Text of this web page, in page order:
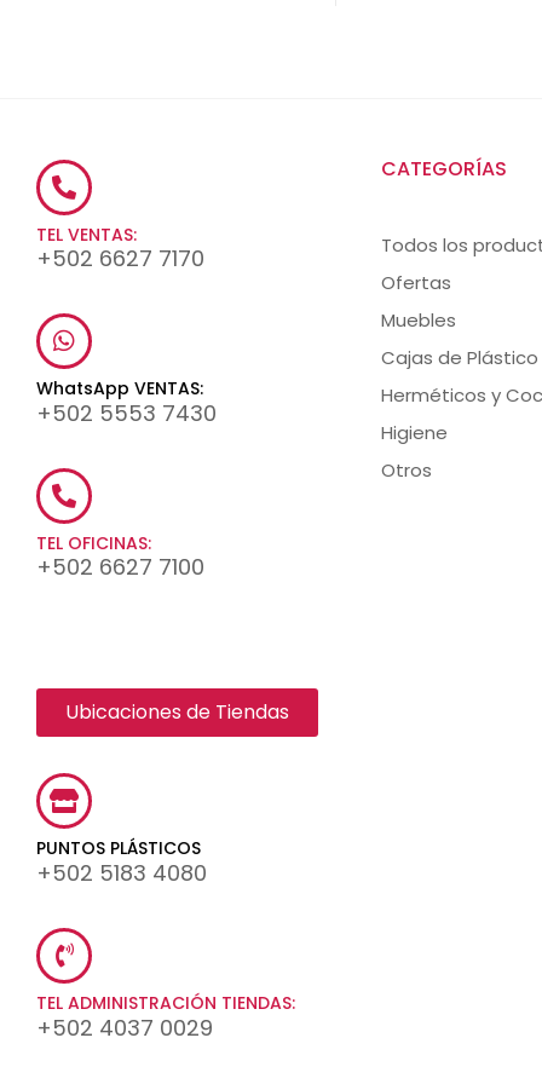
TEL VENTAS:
+502 6627 7170
WhatsApp VENTAS:
+502 5553 7430
TEL OFICINAS:
+502 6627 7100
Ubicaciones de Tiendas
PUNTOS PLÁSTICOS
+502 5183 4080
TEL ADMINISTRACIÓN TIENDAS:
+502 4037 0029
CATEGORÍAS
Todos los
Ofertas
Muebles
Cajas de Plástico
Herméticos y
Higiene
Otros